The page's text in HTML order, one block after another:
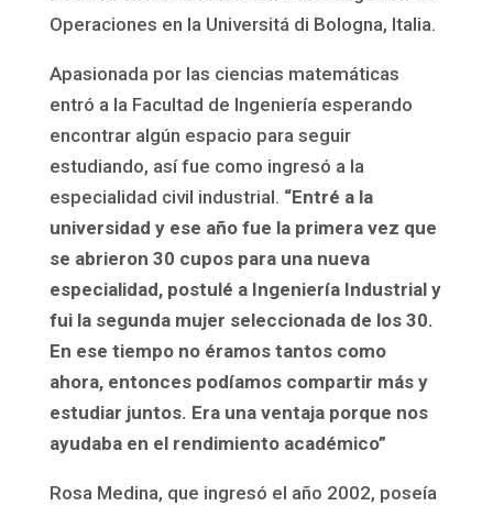
Operaciones en la Universitá di Bologna, Italia.
Apasionada por las ciencias matemáticas
entró a la Facultad de Ingeniería esperando
encontrar algún espacio para seguir
estudiando, así fue como ingresó a la
especialidad civil industrial. “Entré a la
universidad y ese año fue la primera vez que
se abrieron 30 cupos para una nueva
especialidad, postulé a Ingeniería Industrial y
fui la segunda mujer seleccionada de los 30.
En ese tiempo no éramos tantos como
ahora, entonces podíamos compartir más y
estudiar juntos. Era una ventaja porque nos
ayudaba en el rendimiento académico”
Rosa Medina, que ingresó el año 2002, poseía